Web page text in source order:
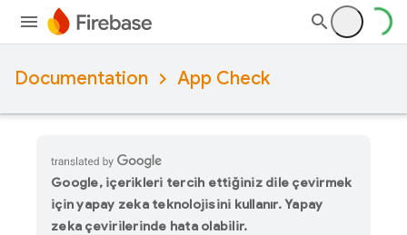
Documentation App Check
Google, içerikleri tercih ettiğiniz dile çevirmek
için yapay zeka teknolojisini kullanır. Yapay
zeka çevirilerinde hata olabilir.